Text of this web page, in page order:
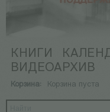
КНИГИ
ВИДЕОАРХИВ
Корзина: Корзина пуста